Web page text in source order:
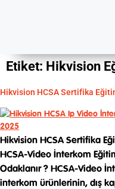
Etiket: Hikvision
Hikvision HCSA Sertifika
Hikvision HCSA Sertifika
HCSA-Video İnterkom
Odaklanır ? HCSA-Video
interkom ürünlerinin, dış